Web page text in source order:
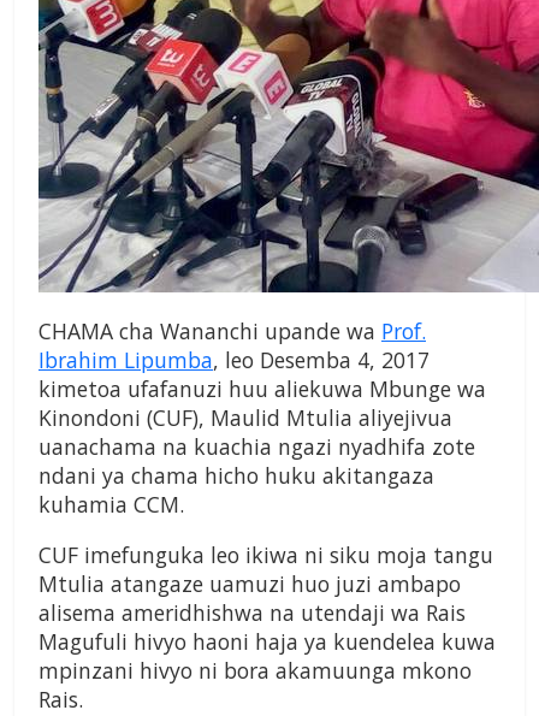
CHAMA cha Wananchi upande wa Prof.
Ibrahim Lipumba, leo Desemba 4, 2017
kimetoa ufafanuzi huu aliekuwa Mbunge wa
Kinondoni (CUF), Maulid Mtulia aliyejivua
uanachama na kuachia ngazi nyadhifa zote
ndani ya chama hicho huku akitangaza
kuhamia CCM.
CUF imefunguka leo ikiwa ni siku moja tangu
Mtulia atangaze uamuzi huo juzi ambapo
alisema ameridhishwa na utendaji wa Rais
Magufuli hivyo haoni haja ya kuendelea kuwa
mpinzani hivyo ni bora akamuunga mkono
Rais.